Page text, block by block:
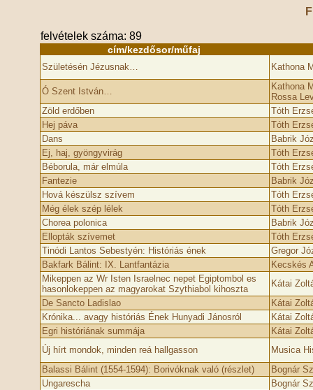
felvételek száma: 89
cím/kezdősor/műfaj
Születésén Jézusnak… Kathona
Ó Szent István…
Kathona
Rossa
Zöld erdőben
Tóth
Hej páva
Tóth
Dans
Babrik
Ej, haj, gyöngyvirág
Tóth
Béborula, már elmúla
Tóth
Fantezie
Babrik
Hová készülsz szívem
Tóth
Még élek szép lélek
Tóth
Chorea polonica
Babrik
Ellopták szívemet
Tóth
Tinódi Lantos Sebestyén: Históriás ének
Gregor
Bakfark Bálint: IX. Lantfantázia
Kecskés
Mikeppen az Wr Isten Israelnec nepet Egiptombol es
hasonlokeppen az magyarokat Szythiabol kihoszta
Kátai
De Sancto Ladislao
Kátai
Krónika... avagy históriás Ének Hunyadi Jánosról
Kátai
Egri históriának summája
Kátai
Új hírt mondok, minden reá hallgasson
Musica
Balassi Bálint (1554-1594): Borivóknak való (részlet)
Bognár
Ungarescha
Bognár